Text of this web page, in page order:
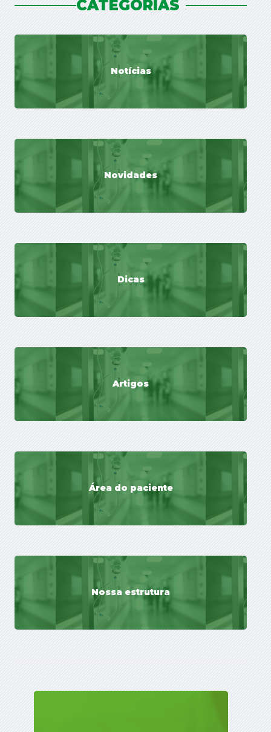
CATEGORIAS
Notícias
Novidades
Dicas
Artigos
Área do paciente
Nossa estrutura